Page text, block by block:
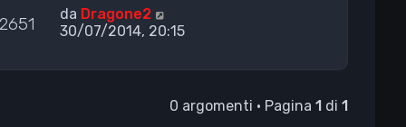
da Dragone2
30/07/2014, 20:15
0 argomenti • Pagina1 di1